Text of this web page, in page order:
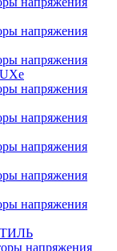
напряжения
напряжения
напряжения
напряжения
напряжения
напряжения
напряжения
напряжения